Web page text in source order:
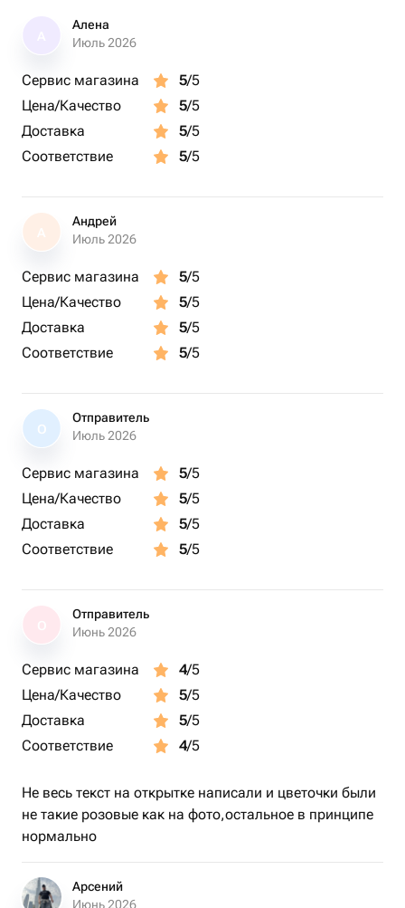
Алена
Июль 2026
Сервис магазина 5/5
Цена/Качество
5/5
Доставка
5/5
Соответствие
5/5
А
Андрей
Июль 2026
Сервис магазина 5/5
Цена/Качество
5/5
Доставка
5/5
Соответствие
5/5
О
Отправитель
Июль 2026
Сервис магазина 5/5
Цена/Качество
5/5
Доставка
5/5
Соответствие
5/5
Отправитель
Июнь 2026
Сервис магазина 4/5
Цена/Качество
5/5
Доставка
5/5
Соответствие
4/5
Не весь текст на открытке написали и цветочки были
не такие розовые как на фото,остальное в принципе
нормально
Арсений
Июнь 2026